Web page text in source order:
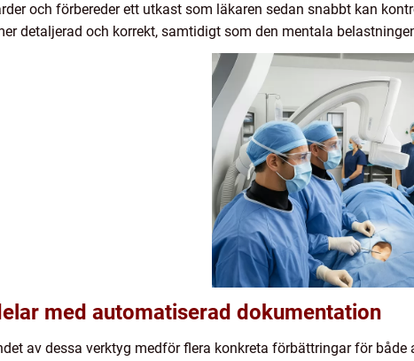
och förbereder ett utkast som läkaren sedan snabbt kan
detaljerad och korrekt, samtidigt som den mentala
med automatiserad dokumentation
av dessa verktyg medför flera konkreta förbättringar för